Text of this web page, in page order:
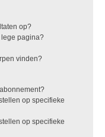
op?
lege pagina?
vinden?
op specifieke
op specifieke